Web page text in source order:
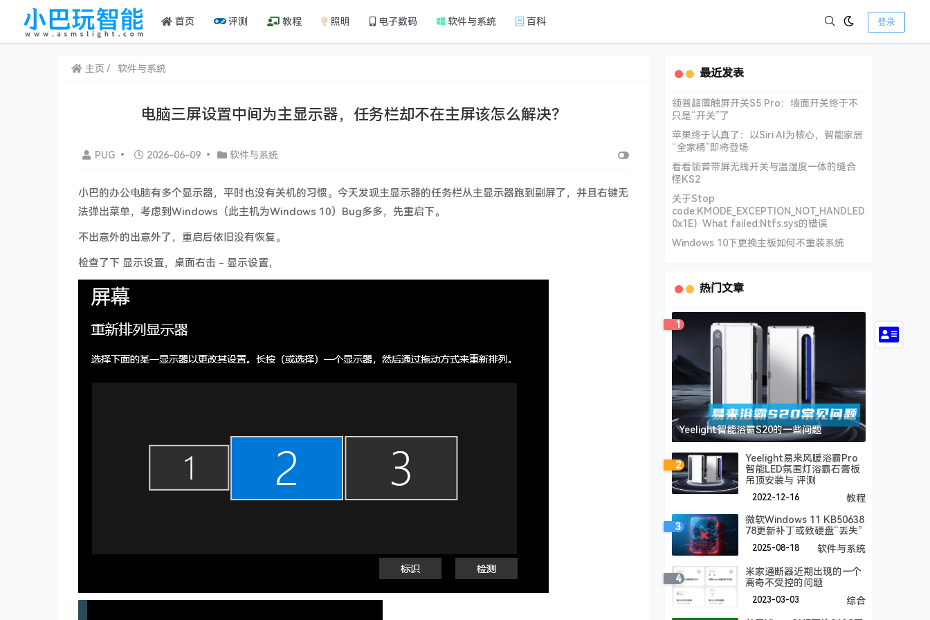
首页 评测 教程 照明 电子数码 软件与系统 百科 登录
主页 软件与系统
电脑三屏设置中间为主显示器，任务栏却不在主屏该怎么解决？
PUG • 2026-06-09 • 软件与系统
小巴的办公电脑有多个显示器，平时也没有关机的习惯。今天发现主显示器的任务栏从主显示器跑到副屏了，并且右键无
法弹出菜单，考虑到Windows（此主机为Windows 10）Bug多多，先重启下。
不出意外的出意外了，重启后依旧没有恢复。
检查了下 显示设置，桌面右击 - 显示设置，
最近发表
领普超薄触屏开关S5 Pro：墙面开关终于不
只是“开关”了
苹果终于认真了：以Siri AI为核心，智能家居
“全家桶”即将登场
看看领普带屏无线开关与温湿度一体的缝合
怪KS2
关于Stop
code:KMODE_EXCEPTION_NOT_HANDLED
0x1E) What failed:Ntfs.sys的错误
Windows 10下更换主板如何不重装系统
热门文章
1
Yeelight智能浴霸S20的一些问题
2
Yeelight易来风暖浴霸Pro
智能LED氛围灯浴霸石膏板
吊顶安装与 评测
2022-12-16 教程
3
微软Windows 11 KB50638
78更新补丁或致硬盘“丢失”
2025-08-18 软件与系统
4
米家通断器近期出现的一个
离奇不受控的问题
2023-03-03 综合